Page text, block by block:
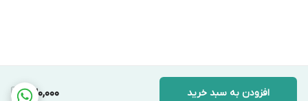
630,000 افزودن به سبد خرید